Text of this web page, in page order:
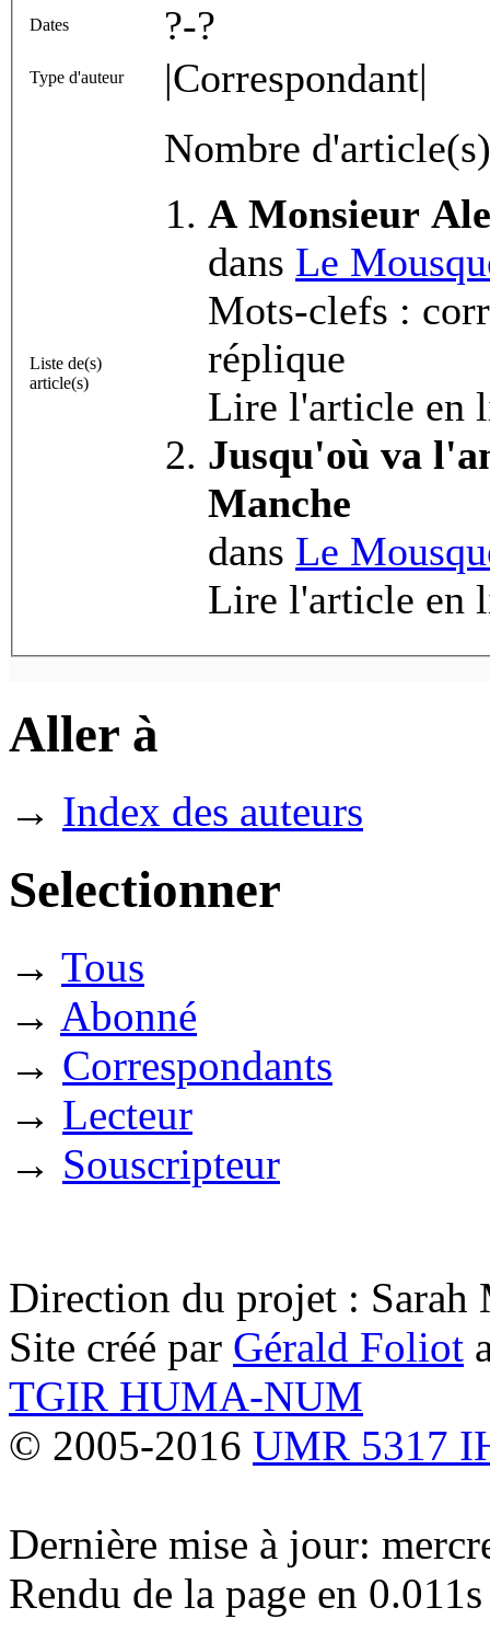
Dates ?-?
Type d'auteur |Correspondant|
Liste de(s)
article(s)
Nombre
A Monsieur
dans Le
Mots-clefs :
réplique
Lire l'article en
Jusqu'où va
Manche
dans Le
Lire l'article en
Aller à
→ Index des auteurs
Selectionner
→ Tous
→ Abonné
→ Correspondants
→ Lecteur
→ Souscripteur
Direction du projet : Sarah
Site créé par Gérald Foliot
TGIR HUMA-NUM
© 2005-2016 UMR 5317
Dernière mise à jour:
Rendu de la page en 0.011s